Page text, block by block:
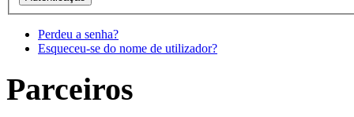
Perdeu a senha?
Esqueceu-se do nome de utilizador?
Parceiros